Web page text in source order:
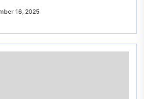
16, 2025